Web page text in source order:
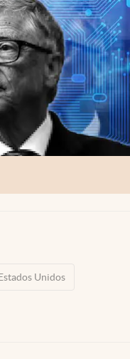
Unidos